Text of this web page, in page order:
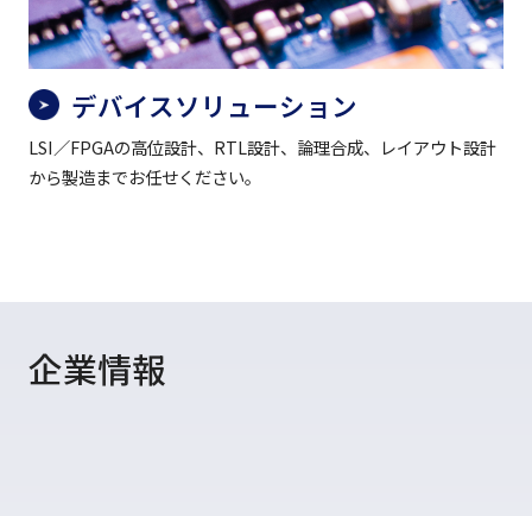
デバイスソリューション
LSI／FPGAの高位設計、RTL設計、論理合成、レイアウト設計
から製造までお任せください。
企業情報